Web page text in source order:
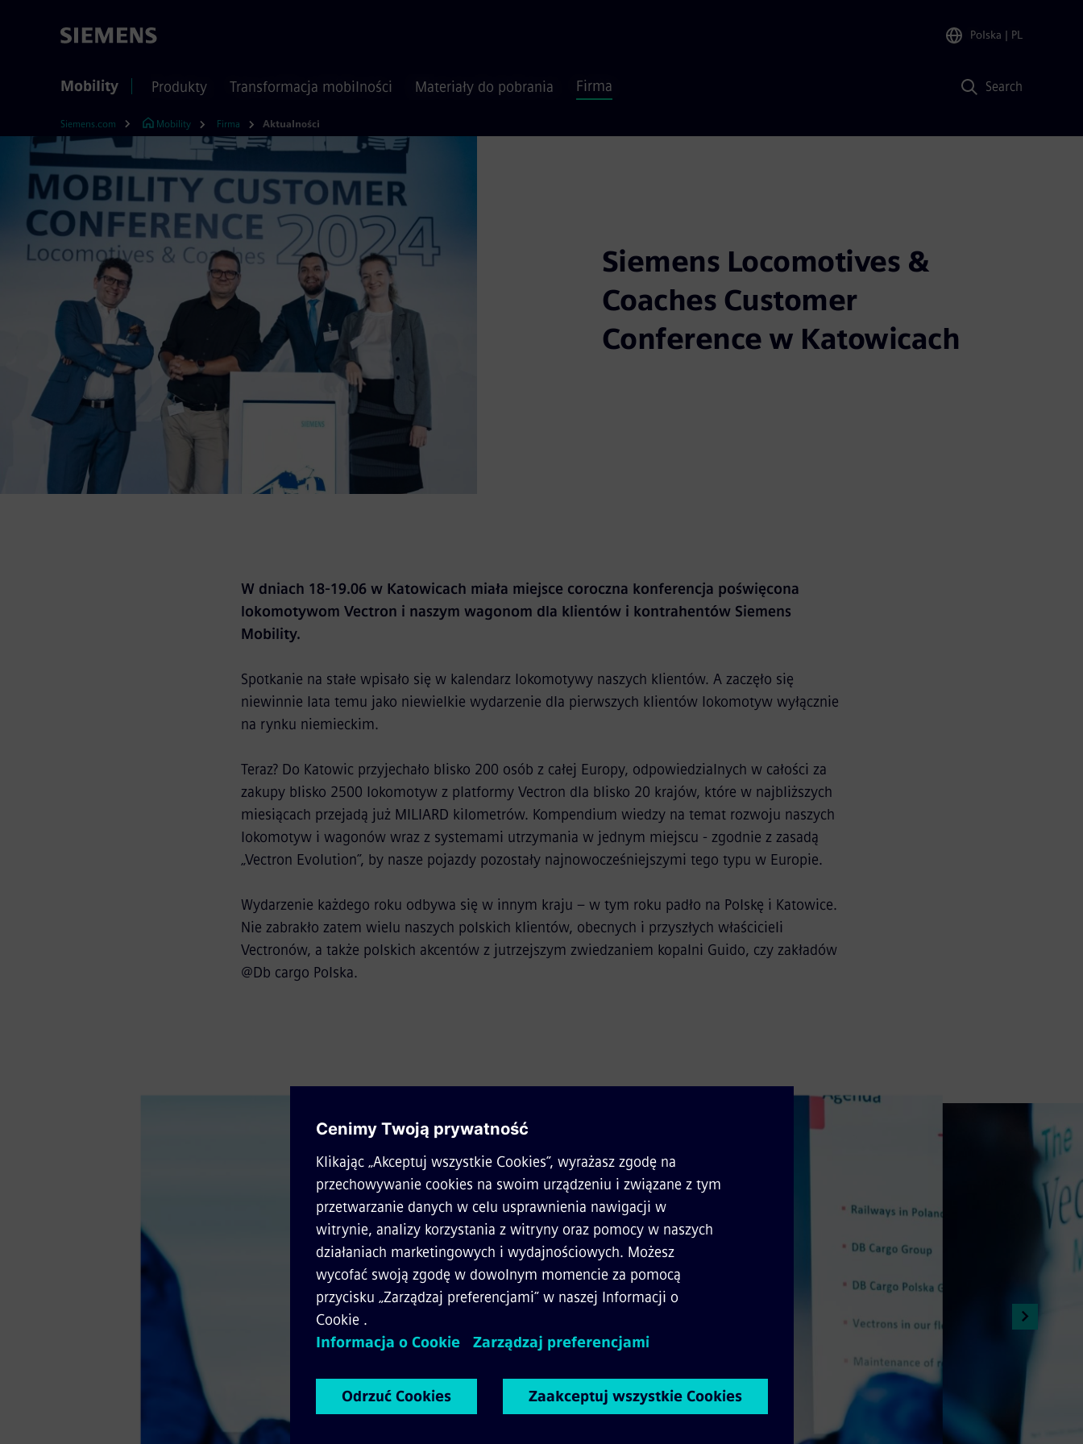
Polska | PL
Mobility Produkty Transformacja mobilności Materiały do pobrania Firma Search
Siemens.com Mobility Firma Aktualności
Siemens Locomotives &
Coaches Customer
Conference w Katowicach
W dniach 18-19.06 w Katowicach miała miejsce coroczna konferencja poświęcona
lokomotywom Vectron i naszym wagonom dla klientów i kontrahentów Siemens
Mobility.
Spotkanie na stałe wpisało się w kalendarz lokomotywy naszych klientów. A zaczęło się
niewinnie lata temu jako niewielkie wydarzenie dla pierwszych klientów lokomotyw wyłącznie
na rynku niemieckim.
Teraz? Do Katowic przyjechało blisko 200 osób z całej Europy, odpowiedzialnych w całości za
zakupy blisko 2500 lokomotyw z platformy Vectron dla blisko 20 krajów, które w najbliższych
miesiącach przejadą już MILIARD kilometrów. Kompendium wiedzy na temat rozwoju naszych
lokomotyw i wagonów wraz z systemami utrzymania w jednym miejscu - zgodnie z zasadą
„Vectron Evolution”, by nasze pojazdy pozostały najnowocześniejszymi tego typu w Europie.
Wydarzenie każdego roku odbywa się w innym kraju – w tym roku padło na Polskę i Katowice.
Nie zabrakło zatem wielu naszych polskich klientów, obecnych i przyszłych właścicieli
Vectronów, a także polskich akcentów z jutrzejszym zwiedzaniem kopalni Guido, czy zakładów
@Db cargo Polska.